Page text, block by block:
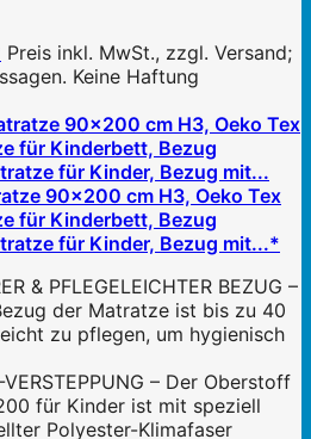
Preis inkl. MwSt., zzgl. Versand;
Keine Haftung
90x200 cm H3, Oeko Tex
für Kinderbett, Bezug
für Kinder, Bezug mit...*
& PFLEGELEICHTER BEZUG –
der Matratze ist bis zu 40
zu pflegen, um hygienisch
VERSTEPPUNG – Der Oberstoff
für Kinder ist mit speziell
Polyester-Klimafaser